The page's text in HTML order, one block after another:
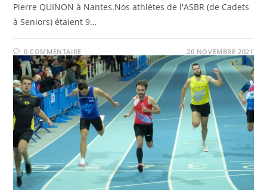
Pierre QUINON à Nantes.Nos athlètes de l'ASBR (de Cadets
à Seniors) étaient 9…
0 COMMENTAIRE 20 NOVEMBRE 2021